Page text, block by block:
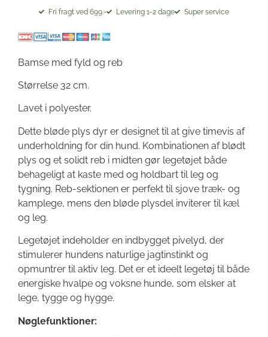
Fri fragt ved 699.- Levering 1-2 dage Super service
Bamse med fyld og reb
Størrelse 32 cm.
Lavet i polyester.
Dette bløde plys dyr er designet til at give timevis af
underholdning for din hund. Kombinationen af blødt
plys og et solidt reb i midten gør legetøjet både
behageligt at kaste med og holdbart til leg og
tygning. Reb-sektionen er perfekt til sjove træk- og
kamplege, mens den bløde plysdel inviterer til kæl
og leg.
Legetøjet indeholder en indbygget pivelyd, der
stimulerer hundens naturlige jagtinstinkt og
opmuntrer til aktiv leg. Det er et ideelt legetøj til både
energiske hvalpe og voksne hunde, som elsker at
lege, tygge og hygge.
Nøglefunktioner: